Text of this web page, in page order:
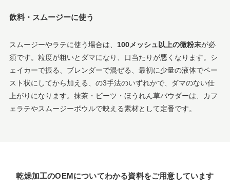
飲料・スムージーに使う
スムージーやラテに使う場合は、 100メッシュ以上の微粉末が必
須です。粒度が粗いとダマになり、口当たりが悪くなります。シ
ェイカーで振る、ブレンダーで混ぜる、最初に少量の液体でペー
スト状にしてから加える、の3手法のいずれかで、ダマのない仕
上がりになります。抹茶・ビーツ・ほうれん草パウダーは、カフ
ェラテやスムージーボウルで映える素材として定番です。
乾燥加工のOEMについてわかる資料をご用意しています